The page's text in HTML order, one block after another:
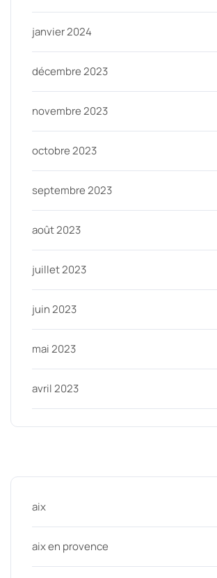
janvier 2024
décembre 2023
novembre 2023
octobre 2023
septembre 2023
août 2023
juillet 2023
juin 2023
mai 2023
avril 2023
aix
aix en provence